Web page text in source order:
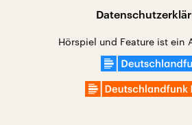
Hörspiel und Feature ist ein